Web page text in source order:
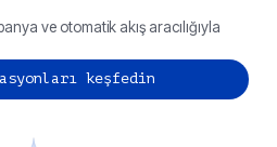
ve otomatik akış aracılığıyla
keşfedin